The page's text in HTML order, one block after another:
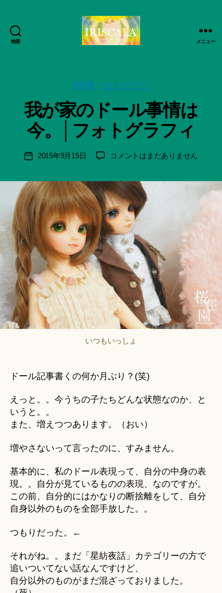
検索
日
記
録・
品
IRISCALA
メニュー
カ
ー
桜荘園 フォトグラフィ
我が家のドール事情は
今。│フォトグラフィ
投
:
智
日
月
＊
a
ci
Hi
ts
u
ki
＊
投
2015年9月15日
我
の
ド
ー
ル
事
情
は
今。
フ
ォ
ト
グ
ラ
フ
の
コメントはまだありません
いつもいっしょ
ドール記事書くの何か月ぶり？(笑)
えっと。。今うちの子たちどんな状態なのか、と
いうと。。
また、増えつつあります。（おい）
増やさないって言ったのに、すみません。
基本的に、私のドール表現って、自分の中身の表
現。。自分が見ているものの表現、なのですが。
この前、自分的にはかなりの断捨離をして、自分
自身以外のものを全部手放した。。
つもりだった。←
それがね。。まだ「星紡夜話」カテゴリーの方で
追いついてない話なんですけど、
自分以外のものがまだ混ざっておりました。